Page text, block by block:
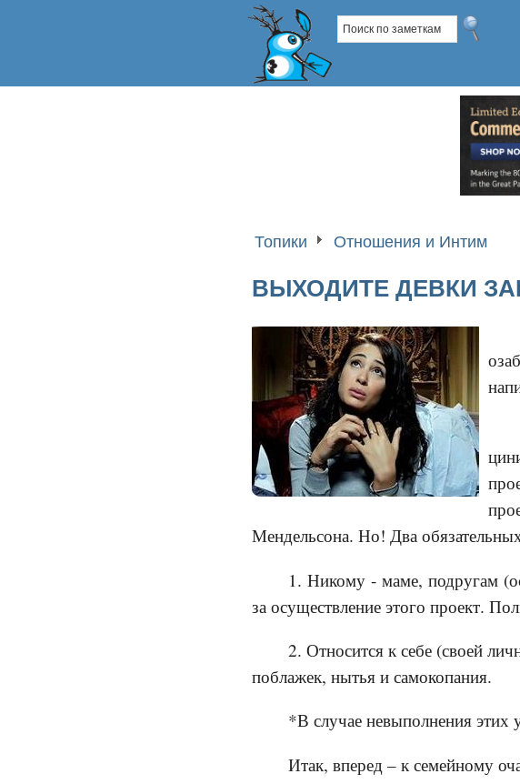
Топики Отношения и Интим
ВЫХОДИТЕ ДЕВКИ
Мендельсона. Но! Два
1. Никому - маме, подругам
за осуществление этого проект.
2. Относится к себе (своей
поблажек, нытья и самокопания.
*В случае невыполнения этих
Итак, вперед – к семейному